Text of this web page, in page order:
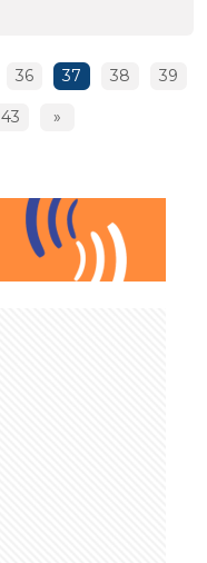
36 37 38 39
43 »